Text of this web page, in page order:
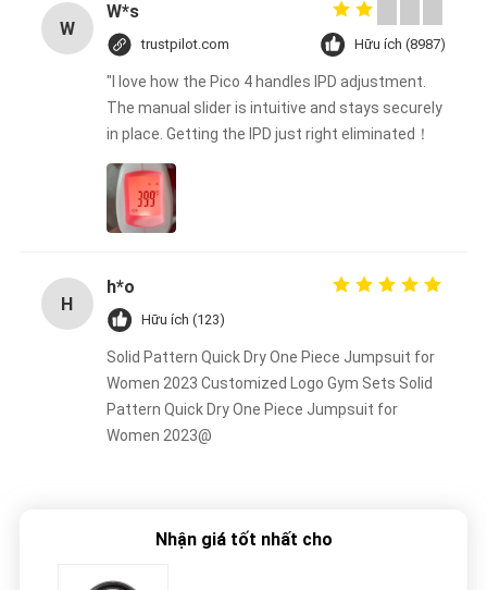
W
W*s
trustpilot.com Hữu ích (8987)
"I love how the Pico 4 handles IPD adjustment.
The manual slider is intuitive and stays securely
in place. Getting the IPD just right eliminated！
H
h*o
Hữu ích (123)
Solid Pattern Quick Dry One Piece Jumpsuit for
Women 2023 Customized Logo Gym Sets Solid
Pattern Quick Dry One Piece Jumpsuit for
Women 2023@
Nhận giá tốt nhất cho